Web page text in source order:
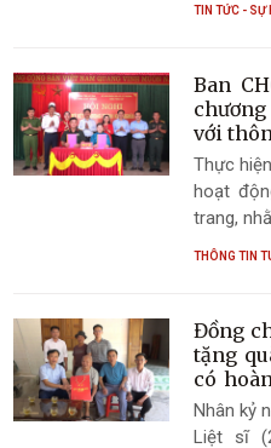
TIN TỨC - SỰ
Ban
với
Thực
hoạt
trang,
hợp,
Quân sự
Phúc
trình
THÔNG TIN
Đồng
tặng
có
niệm
Liệt sĩ
Nhân kỷ
Liệt sĩ